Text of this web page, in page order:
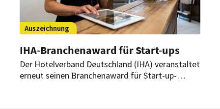
Auszeichnung
IHA-Branchenaward für Start-ups
Der Hotelverband Deutschland (IHA) veranstaltet
erneut seinen Branchenaward für Start-up-